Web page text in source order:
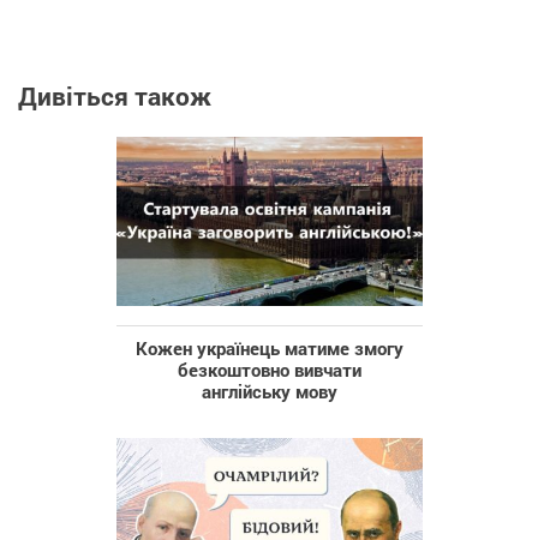
Дивіться також
Кожен українець матиме змогу
безкоштовно вивчати
англійську мову